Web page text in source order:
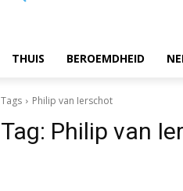
THUIS BEROEMDHEID
Tags Philip van Ierschot
Tag: Philip van